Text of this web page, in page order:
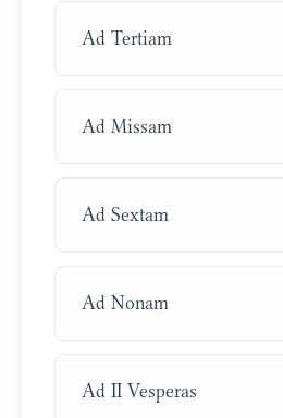
Ad Tertiam
Ad Missam
Ad Sextam
Ad Nonam
Ad II Vesperas